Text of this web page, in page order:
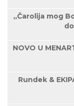
„Čarolija mog
NOVO U
Rundek &